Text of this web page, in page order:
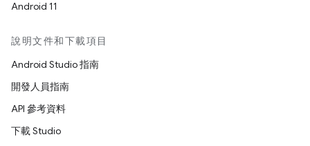
Android 11
說明文件和下載項目
Android Studio 指南
開發人員指南
API 參考資料
下載 Studio